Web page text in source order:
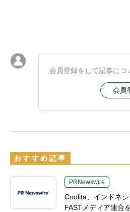
会員登録をして記事にコ
会員
おすすめ記事
PRNewswire
Coolita、インドネ
FASTメディア連合